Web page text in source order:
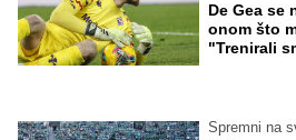
De Gea se
onom što
"Trenirali
Spremni na